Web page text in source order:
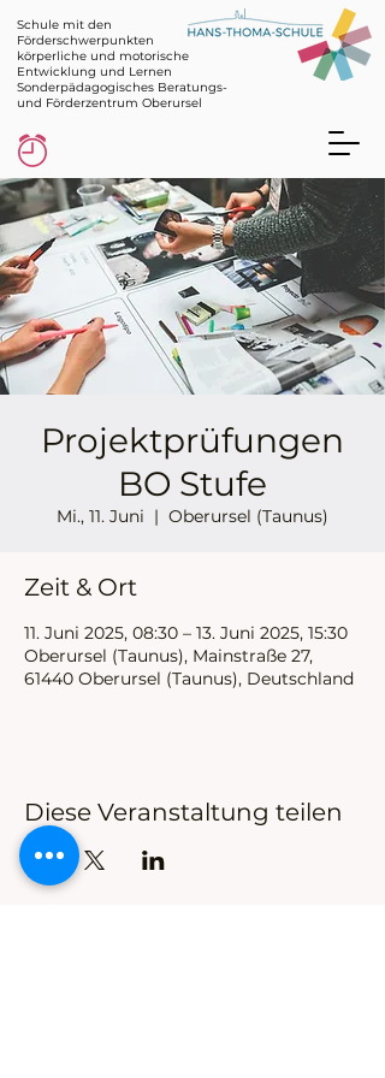
Schule mit den
Förderschwerpunkten
körperliche und motorische
Entwicklung und Lernen
Sonderpädagogisches Beratungs-
und Förderzentrum Oberursel
Projektprüfungen
BO Stufe
Mi., 11. Juni
  |
Oberursel (Taunus)
Zeit & Ort
11. Juni 2025, 08:30 – 13. Juni 2025, 15:30
Oberursel (Taunus), Mainstraße 27,
61440 Oberursel (Taunus), Deutschland
Diese Veranstaltung teilen